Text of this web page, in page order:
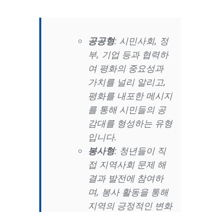
공공형: 시민사회, 정
부, 기업 등과 협력하
여 평화의 중요성과
가치를 널리 알리고,
평화를 내포한 메시지
를 통해 시민들의 공
감대를 형성하는 유형
입니다.
봉사형: 청년들이 직
접 지역사회 문제 해
결과 발전에 참여하
며, 봉사 활동을 통해
지역의 긍정적인 변화